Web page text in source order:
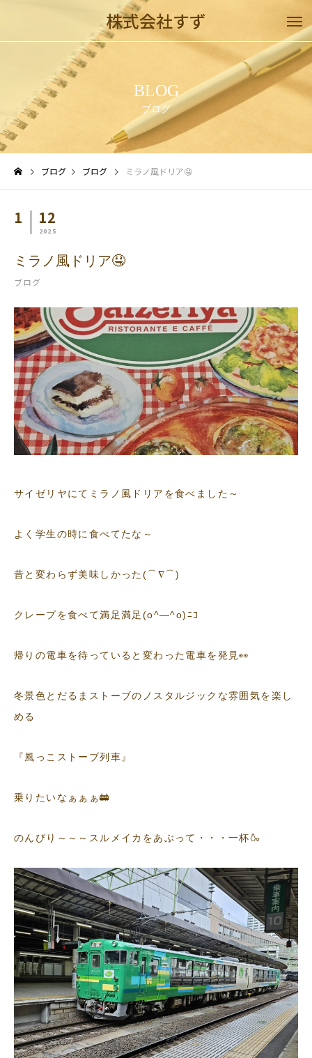
株式会社すず
BLOG
ブログ
ブログ ブログ ミラノ風ドリア🤤
1 12
2025
ミラノ風ドリア🤤
ブログ
サイゼリヤにてミラノ風ドリアを食べました～
よく学生の時に食べてたな～
昔と変わらず美味しかった(⌒∇⌒)
クレープを食べて満足満足(o^―^o)ﾆｺ
帰りの電車を待っていると変わった電車を発見👀
冬景色とだるまストーブのノスタルジックな雰囲気を楽し
める
『風っこストーブ列車』
乗りたいなぁぁぁ🚋
のんびり～～～スルメイカをあぶって・・・一杯🍶